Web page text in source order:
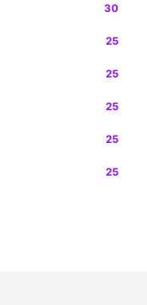
30
25
25
25
25
25